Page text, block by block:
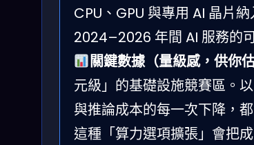
CPU、GPU 與專用 AI 晶片
2024–2026 年間 AI 服務的
關鍵數據（量級感，供你估
元級」的基礎設施競賽區。
與推論成本的每一次下降，
這種「算力選項擴張」會把